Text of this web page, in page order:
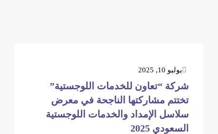
يوليو 10, 2025
شركة “تعاون للخدمات اللوجستية”
تختتم مشاركتها الناجحة في معرض
سلاسل الإمداد والخدمات اللوجستية
السعودي 2025